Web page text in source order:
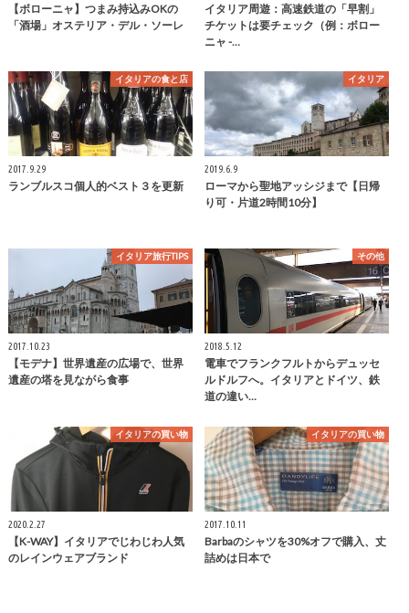
【ボローニャ】つまみ持込みOKの
「酒場」オステリア・デル・ソーレ
イタリア周遊：高速鉄道の「早割」
チケットは要チェック（例：ボロー
ニャ -…
イタリアの食と店
2017.9.29
ランブルスコ個人的ベスト３を更新
イタリア
2019.6.9
ローマから聖地アッシジまで【日帰
り可・片道2時間10分】
イタリア旅行TIPS
2017.10.23
【モデナ】世界遺産の広場で、世界
遺産の塔を見ながら食事
その他
2018.5.12
電車でフランクフルトからデュッセ
ルドルフへ。イタリアとドイツ、鉄
道の違い…
イタリアの買い物
2020.2.27
【K-WAY】イタリアでじわじわ人気
のレインウェアブランド
イタリアの買い物
2017.10.11
Barbaのシャツを30%オフで購入、丈
詰めは日本で